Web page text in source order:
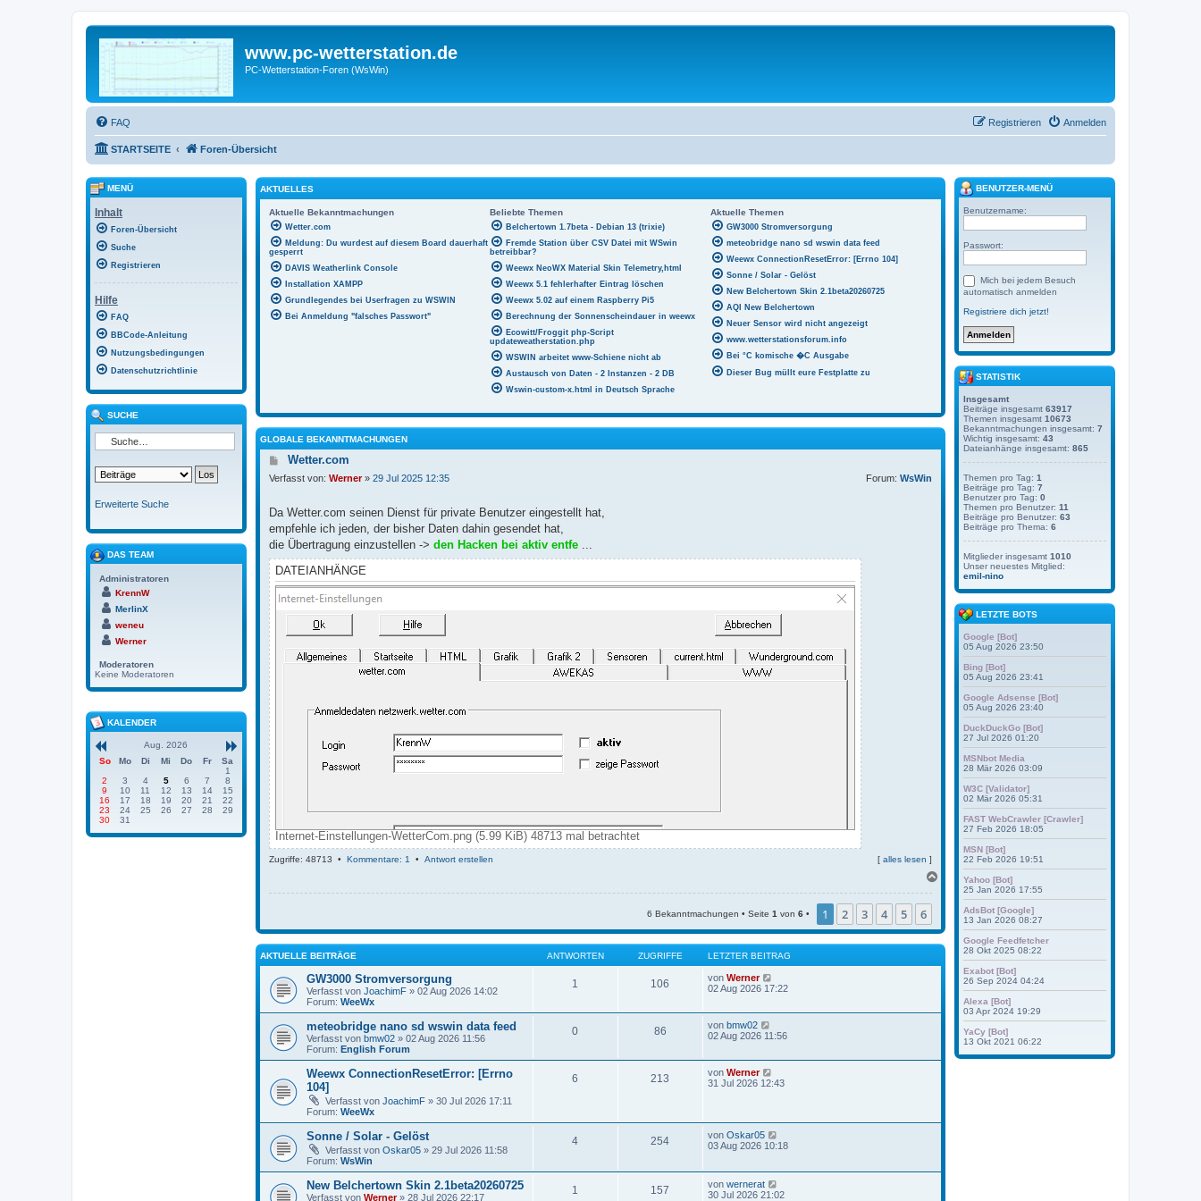
www.pc-wetterstation.de
PC-Wetterstation-Foren (WsWin)
FAQ Anmelden
Registrieren
STARTSEITE Foren-Übersicht
AKTUELLES
Aktuelle Bekanntmachungen Beliebte Themen Aktuelle Themen
Wetter.com
Meldung: Du wurdest auf diesem Board dauerhaft
gesperrt
DAVIS Weatherlink Console
Installation XAMPP
Grundlegendes bei Userfragen zu WSWIN
Bei Anmeldung "falsches Passwort"
Belchertown 1.7beta - Debian 13 (trixie)
Fremde Station über CSV Datei mit WSwin
betreibbar?
Weewx NeoWX Material Skin Telemetry,html
Weewx 5.1 fehlerhafter Eintrag löschen
Weewx 5.02 auf einem Raspberry Pi5
Berechnung der Sonnenscheindauer in weewx
Ecowitt/Froggit php-Script
updateweatherstation.php
WSWIN arbeitet www-Schiene nicht ab
Austausch von Daten - 2 Instanzen - 2 DB
Wswin-custom-x.html in Deutsch Sprache
GW3000 Stromversorgung
meteobridge nano sd wswin data feed
Weewx ConnectionResetError: [Errno 104]
Sonne / Solar - Gelöst
New Belchertown Skin 2.1beta20260725
AQI New Belchertown
Neuer Sensor wird nicht angezeigt
www.wetterstationsforum.info
Bei °C komische �C Ausgabe
Dieser Bug müllt eure Festplatte zu
GLOBALE BEKANNTMACHUNGEN
Wetter.com
Verfasst von: Werner» 29 Jul 2025 12:35 Forum: WsWin
Da Wetter.com seinen Dienst für private Benutzer eingestellt hat,
empfehle ich jeden, der bisher Daten dahin gesendet hat,
die Übertragung einzustellen -> den Hacken bei aktiv entfe ...
DATEIANHÄNGE
Internet-Einstellungen-WetterCom.png (5.99 KiB) 48713 mal betrachtet
Zugriffe: 48713 • Kommentare: 1 • Antwort erstellen [ alles lesen ]
o
e
n
6 Bekanntmachungen • Seite 1 von 6 • 1 2 3 4 5 6
AKTUELLE BEITRÄGE ANTWORTEN ZUGRIFFE LETZTER BEITRAG
GW3000 Stromversorgung
Verfasst von JoachimF » 02 Aug 2026 14:02
Forum: WeeWx
1 106 von Werner
e
e
B
i
g
02 Aug 2026 17:22
meteobridge nano sd wswin data feed
Verfasst von bmw02 » 02 Aug 2026 11:56
Forum: English Forum
0 86 von bmw02
e
t
e
e
i
t
r
g
02 Aug 2026 11:56
Weewx ConnectionResetError: [Errno
104]
Verfasst von JoachimF » 30 Jul 2026 17:11
Forum: WeeWx
6 213 von Werner
e
t
e
r
i
t
31 Jul 2026 12:43
Sonne / Solar - Gelöst
Verfasst von Oskar05 » 29 Jul 2026 11:58
Forum: WsWin
4 254 von Oskar05
e
e
03 Aug 2026 10:18
New Belchertown Skin 2.1beta20260725
Verfasst von Werner» 28 Jul 2026 22:17
1 157 von wernerat
e
30 Jul 2026 21:02
MENÜ
Inhalt
Foren-Übersicht
Suche
Registrieren
Hilfe
FAQ
BBCode-Anleitung
Nutzungsbedingungen
Datenschutzrichtlinie
SUCHE
Erweiterte Suche
DAS TEAM
Administratoren
KrennW
MerlinX
weneu
Werner
Moderatoren
Keine Moderatoren
KALENDER
Aug. 2026
So
Mo Di Mi Do Fr
Sa
1
2
3 4 5 6 7
8
9
10 11 12 13 14
15
16
17 18 19 20 21
22
23
24 25 26 27 28
29
30
31
BENUTZER-MENÜ
Benutzername:
Passwort:
Mich bei jedem Besuch
automatisch anmelden
Registriere dich jetzt!
STATISTIK
Insgesamt
Beiträge insgesamt 63917
Themen insgesamt 10673
Bekanntmachungen insgesamt: 7
Wichtig insgesamt: 43
Dateianhänge insgesamt: 865
Themen pro Tag: 1
Beiträge pro Tag: 7
Benutzer pro Tag: 0
Themen pro Benutzer: 11
Beiträge pro Benutzer: 63
Beiträge pro Thema: 6
Mitglieder insgesamt 1010
Unser neuestes Mitglied:
emil-nino
LETZTE BOTS
Google [Bot]
05 Aug 2026 23:50
Bing [Bot]
05 Aug 2026 23:41
Google Adsense [Bot]
05 Aug 2026 23:40
DuckDuckGo [Bot]
27 Jul 2026 01:20
MSNbot Media
28 Mär 2026 03:09
W3C [Validator]
02 Mär 2026 05:31
FAST WebCrawler [Crawler]
27 Feb 2026 18:05
MSN [Bot]
22 Feb 2026 19:51
Yahoo [Bot]
25 Jan 2026 17:55
AdsBot [Google]
13 Jan 2026 08:27
Google Feedfetcher
28 Okt 2025 08:22
Exabot [Bot]
26 Sep 2024 04:24
Alexa [Bot]
03 Apr 2024 19:29
YaCy [Bot]
13 Okt 2021 06:22